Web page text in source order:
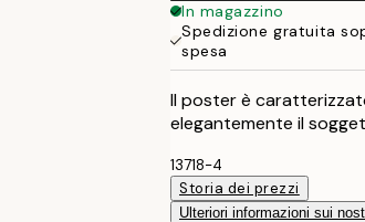
In magazzino
Spedizione gratuita
spesa
Il poster è
elegantemente il
13718-4
Storia dei prezzi
Ulteriori informazioni sui